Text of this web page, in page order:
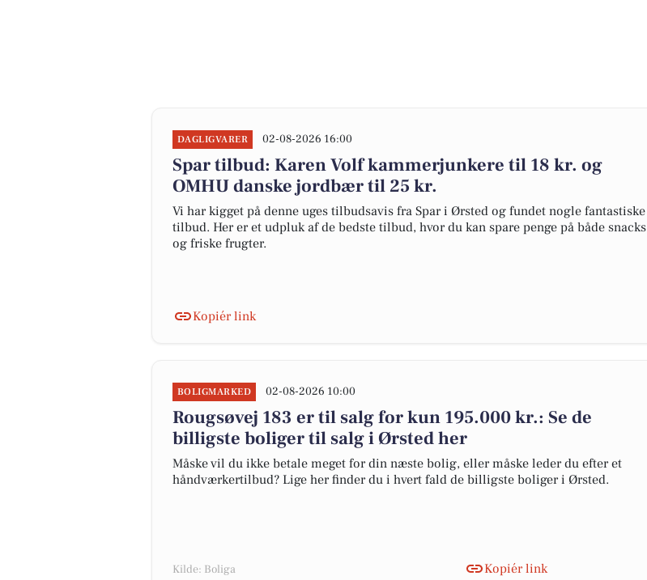
DAGLIGVARER 02-08-2026 16:00
Spar tilbud: Karen Volf kammerjunkere til 18 kr. og
OMHU danske jordbær til 25 kr.
Vi har kigget på denne uges tilbudsavis fra Spar i Ørsted og fundet nogle fantastiske
tilbud. Her er et udpluk af de bedste tilbud, hvor du kan spare penge på både snacks
og friske frugter.
Kopiér link
BOLIGMARKED 02-08-2026 10:00
Rougsøvej 183 er til salg for kun 195.000 kr.: Se de
billigste boliger til salg i Ørsted her
Måske vil du ikke betale meget for din næste bolig, eller måske leder du efter et
håndværkertilbud? Lige her finder du i hvert fald de billigste boliger i Ørsted.
Kilde: Boliga Kopiér link